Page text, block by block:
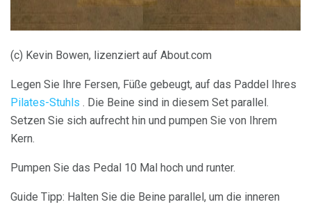
(c) Kevin Bowen, lizenziert auf About.com
Legen Sie Ihre Fersen, Füße gebeugt, auf das Paddel Ihres
Pilates-Stuhls . Die Beine sind in diesem Set parallel.
Setzen Sie sich aufrecht hin und pumpen Sie von Ihrem
Kern.
Pumpen Sie das Pedal 10 Mal hoch und runter.
Guide Tipp: Halten Sie die Beine parallel, um die inneren